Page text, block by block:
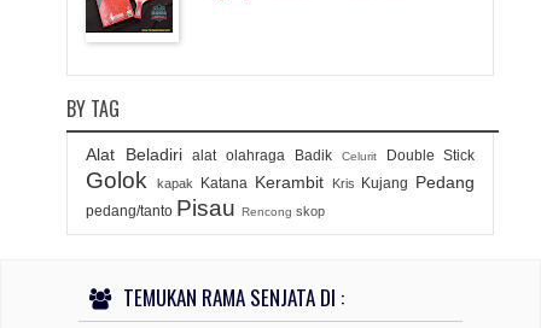
BY TAG
Alat Beladiri alat olahraga Badik Celurit Double Stick
Golok kapak Katana Kerambit Kris Kujang Pedang
pedang/tanto Pisau Rencong skop
TEMUKAN RAMA SENJATA DI :